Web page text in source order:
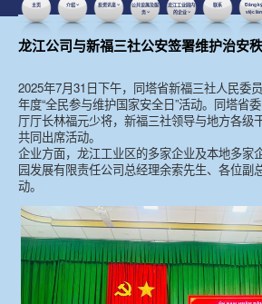
主页 介绍 投资讯息
公共设施及服
务
龙江工业园内
的企业
联系
Đăng ký
việc làm
2025年8月02日 点击数：2506
龙江公司与新福三社公安签署维护治安
2025年7月31日下午，同塔省新福三社人民委
年度“全民参与维护国家安全日”活动。同塔省
厅厅长林福元少将，新福三社领导与地方各级
共同出席活动。
企业方面，龙江工业区的多家企业及本地多家
园发展有限责任公司总经理余索先生、各位副
动。